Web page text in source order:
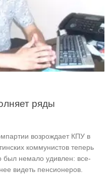
ряды
возрождает КПУ в
коммунистов теперь
был немало удивлен: все-
видеть пенсионеров.